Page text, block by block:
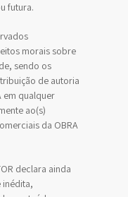
futura.
morais sobre
sendo os
de autoria
em qualquer
ao(s)
da OBRA
declara ainda
inédita,